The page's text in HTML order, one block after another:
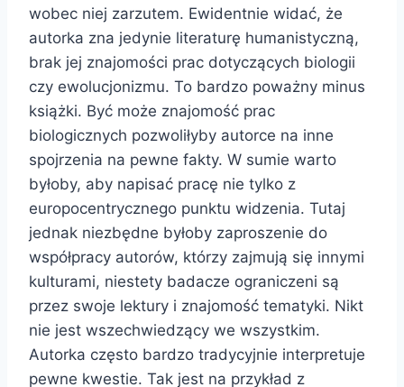
wobec niej zarzutem. Ewidentnie widać, że
autorka zna jedynie literaturę humanistyczną,
brak jej znajomości prac dotyczących biologii
czy ewolucjonizmu. To bardzo poważny minus
książki. Być może znajomość prac
biologicznych pozwoliłyby autorce na inne
spojrzenia na pewne fakty. W sumie warto
byłoby, aby napisać pracę nie tylko z
europocentrycznego punktu widzenia. Tutaj
jednak niezbędne byłoby zaproszenie do
współpracy autorów, którzy zajmują się innymi
kulturami, niestety badacze ograniczeni są
przez swoje lektury i znajomość tematyki. Nikt
nie jest wszechwiedzący we wszystkim.
Autorka często bardzo tradycyjnie interpretuje
pewne kwestie. Tak jest na przykład z